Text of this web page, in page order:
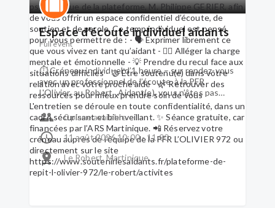
auprès de l’équipe de la PFR L’OLIVIER 972 ou
directement sur le site
https://www.soutenirlesaidants.fr/plateforme-
de-repit-l-olivier-972/le-robert/activites
Espace d’écoute individuel aidants
Full event
⏱ Créneau individuel d’1 heure – sur rendez-vous
avec un professionnel de l’écoute, à la PFR
L'Olivier, au Robert. Aidant(e), vous n’êtes pas
seul(e). Dans le cadre des missions de la PFR
L’OLIVIER 972, vous pouvez bénéficier d’un
entretien individuel avec le psychologue de la
plateforme, M. Philippe GERIER, afin de vous offrir
un espace confidentiel d’écoute, de soutien et de
parole. Ce temp individuel est pensé pour vous
permettre de : - 🗣 Exprimer librement ce que
0 place available
11 août 2026 10:00 - 11:00
Le Robert, Martinique